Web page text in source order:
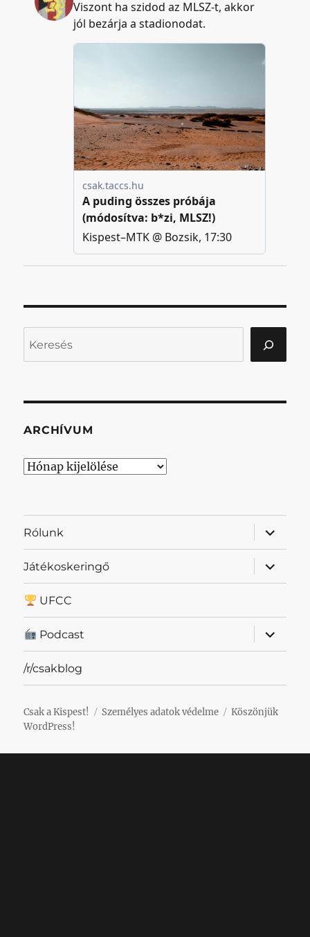
ARCHÍVUM
Archívum
Rólunk
almenü
Játékoskeringő
almenü
UFCC
Podcast
almenü
/r/csakblog
Csak a Kispest! Személyes adatok védelme
Köszönjük
WordPress!